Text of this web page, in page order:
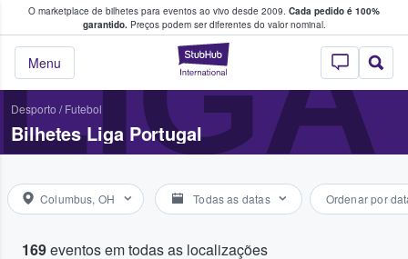
O marketplace de bilhetes para eventos ao vivo desde 2009. Cada pedido é 100%
garantido.Preços podem ser diferentes do valor nominal.
StubHub – onde
Menu
fãs compram e vendem bilhetes
Desporto / Futebol
Bilhetes Liga Portugal
Columbus, OH Todas as datas Ordenar por
169eventos em todas as localizações